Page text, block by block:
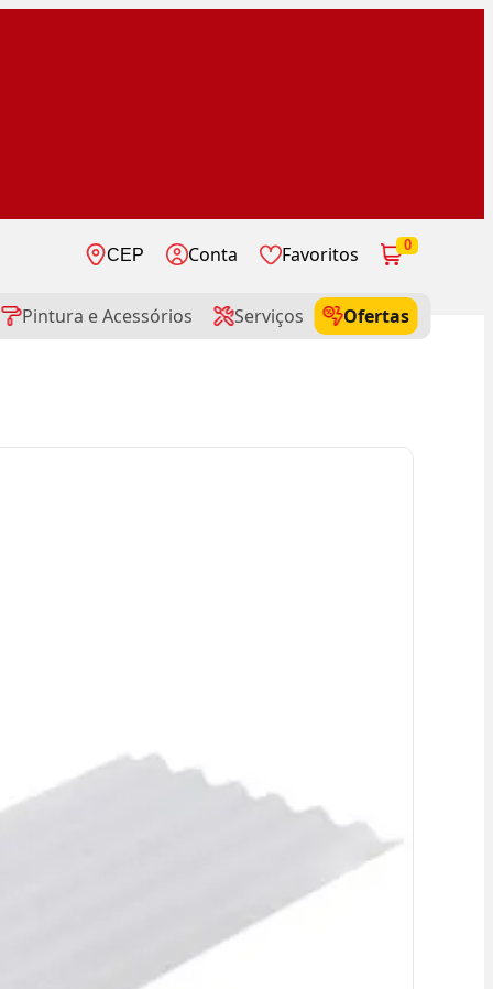
CEP Conta Favoritos 0
Pintura e Acessórios Serviços
Ofertas